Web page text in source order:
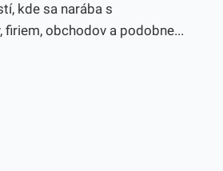
kde sa narába s
obchodov a podobne...